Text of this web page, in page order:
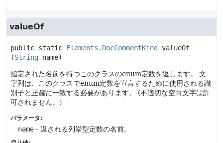
valueOf
public static Elements.DocCommentKind
valueOf
(String name)
指定された名前を持つこのクラスのenum定数を返します。
文
字列は、このクラスでenum定数を宣言するために使用される識
別子と 正確に一致する必要があります。
(不適切な空白文字は許
可されません。)
パラメータ:
name - 返される列挙型定数の名前。